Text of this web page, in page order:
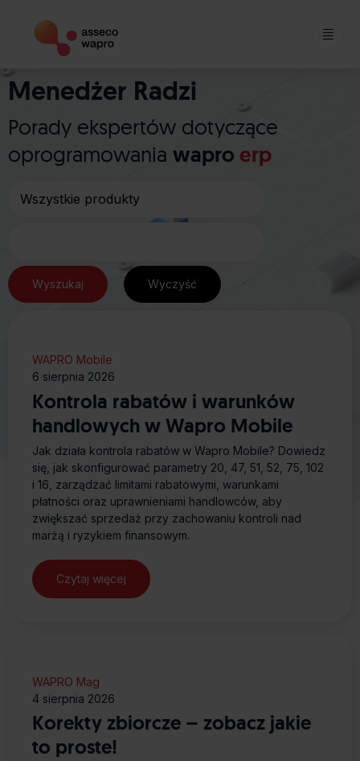
to
Menedżer Radzi
Porady ekspertów dotyczące
oprogramowania wapro erp
WAPRO Mobile
6 sierpnia 2026
Kontrola rabatów i warunków
handlowych w Wapro Mobile
Jak działa kontrola rabatów w Wapro Mobile? Dowiedz
się, jak skonfigurować parametry 20, 47, 51, 52, 75, 102
i 16, zarządzać limitami rabatowymi, warunkami
płatności oraz uprawnieniami handlowców, aby
zwiększać sprzedaż przy zachowaniu kontroli nad
marżą i ryzykiem finansowym.
Czytaj więcej
WAPRO Mag
4 sierpnia 2026
Korekty zbiorcze – zobacz jakie
to proste!